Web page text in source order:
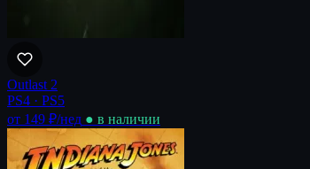
Outlast 2
PS4 · PS5
от 149 ₽/нед ● в наличии